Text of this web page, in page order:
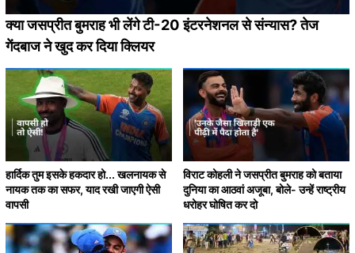
क्या जसप्रीत बुमराह भी लेंगे टी-20 इंटरनेशनल से संन्यास? तेज
गेंदबाज ने खुद कर दिया क्लियर
हार्दिक तुम इसके हकदार हो... खलनायक से
नायक तक का सफर, याद रखी जाएगी ऐसी
वापसी
विराट कोहली ने जसप्रीत बुमराह को बताया
दुनिया का आठवां अजूबा, बोले- उन्हें राष्ट्रीय
धरोहर घोषित कर दो